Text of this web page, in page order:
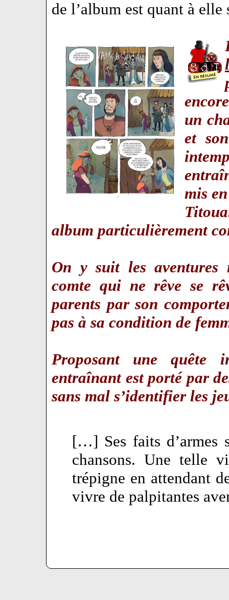
de l’album est quant à
un
et
mis
album particulièrement
On y suit les aventures
comte qui ne rêve se
parents par son
pas à sa condition de
Proposant une quête
entraînant est porté par
sans mal s’identifier les
[…] Ses faits d’armes
chansons. Une telle
trépigne en attendant
vivre de palpitantes